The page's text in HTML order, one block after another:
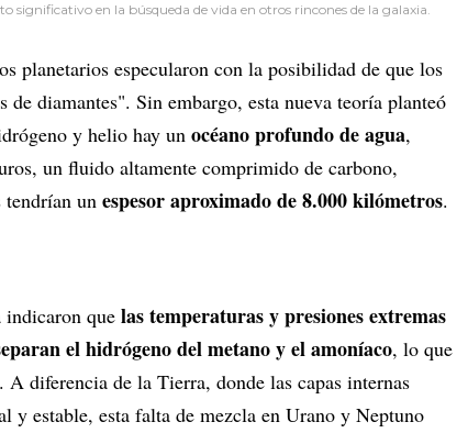
significativo en la búsqueda de vida en otros rincones de la galaxia.
planetarios especularon con la posibilidad de que los
de diamantes". Sin embargo, esta nueva teoría planteó
y helio hay un océano profundo de agua,
un fluido altamente comprimido de carbono,
tendrían un espesor aproximado de 8.000 kilómetros.
indicaron que las temperaturas y presiones extremas
el hidrógeno del metano y el amoníaco, lo que
diferencia de la Tierra, donde las capas internas
y estable, esta falta de mezcla en Urano y Neptuno